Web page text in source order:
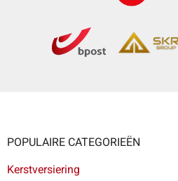
POPULAIRE CATEGORIEËN
Kerstversiering